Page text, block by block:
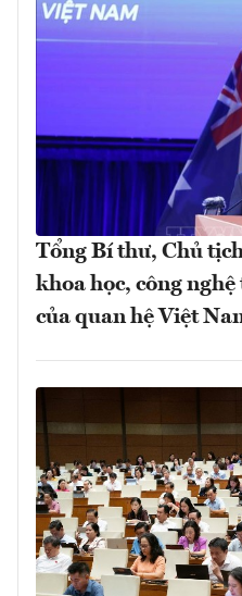
Tổng Bí thư, Chủ
khoa học, công
của quan hệ Việt